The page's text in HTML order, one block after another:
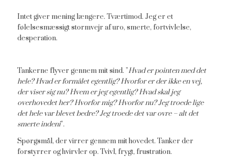
Intet giver mening længere. Tværtimod. Jeg er et
følelsesmæssigt stormvejr af uro, smerte, fortvivlelse,
desperation.
Tankerne flyver gennem mit sind. ”Hvad er pointen med det
hele? Hvad er formålet egentlig? Hvorfor er der ikke en vej,
der viser sig nu? Hvem er jeg egentlig? Hvad skal jeg
overhovedet her? Hvorfor mig? Hvorfor nu? Jeg troede lige
det hele var blevet bedre? Jeg troede det var ovre – alt det
smerte indeni”.
Spørgsmål, der virrer gennem mit hovedet. Tanker der
forstyrrer og hvirvler op. Tvivl, frygt, frustration.